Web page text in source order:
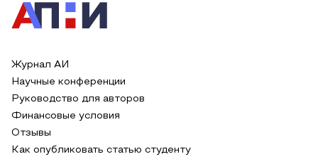
Журнал АИ
Научные конференции
Руководство для авторов
Финансовые условия
Отзывы
Как опубликовать статью студенту